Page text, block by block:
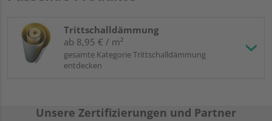
Trittschalldämmung
ab 8,95 € / m²
gesamte Kategorie Trittschalldämmung
entdecken
Unsere Zertifizierungen und Partner